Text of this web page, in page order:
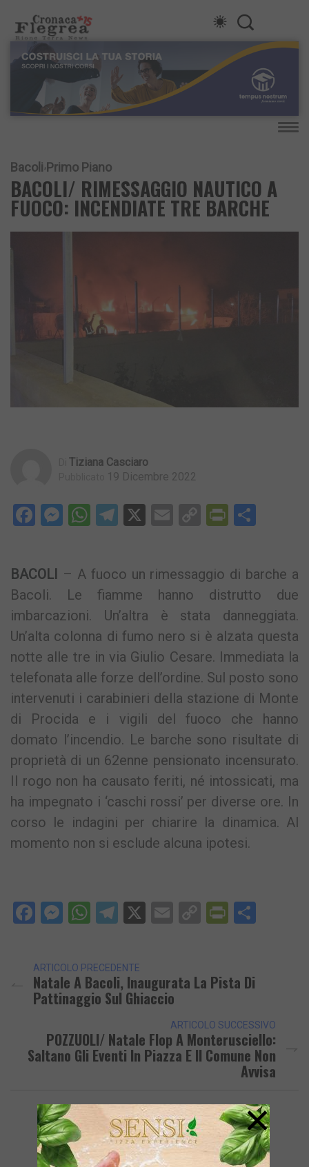
Bacoli Primo Piano
BACOLI/ RIMESSAGGIO NAUTICO A
FUOCO: INCENDIATE TRE BARCHE
Tiziana Casciaro
19 Dicembre 2022
Facebook
Messenger
WhatsApp
Telegram
X EmailCopy
BACOLI – A fuoco un rimessaggio di barche a
Bacoli. Le fiamme hanno distrutto due
imbarcazioni. Un’altra è stata danneggiata.
Un’alta colonna di fumo nero si è alzata questa
notte alle tre in via Giulio Cesare. Immediata la
telefonata alle forze dell’ordine. Sul posto sono
intervenuti i carabinieri della stazione di Monte
di Procida e i vigili del fuoco che hanno
domato l’incendio. Le barche sono risultate di
proprietà di un 62enne pensionato incensurato.
Il rogo non ha causato feriti, né intossicati, ma
ha impegnato i ‘caschi rossi’ per diverse ore. In
corso le indagini per chiarire la dinamica. Al
momento non si esclude alcuna ipotesi.
Facebook
Messenger
WhatsApp
Telegram
X EmailCopy
ARTICOLO PRECEDENTE
Natale A Bacoli, Inaugurata La Pista Di
Pattinaggio Sul Ghiaccio
ARTICOLO SUCCESSIVO
POZZUOLI/ Natale Flop A Monterusciello:
Saltano Gli Eventi In Piazza E Il Comune Non
Avvisa
×